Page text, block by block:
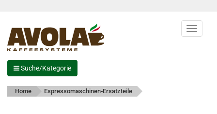
Menu
Suche/Kategorie
Home Espressomaschinen-Ersatzteile